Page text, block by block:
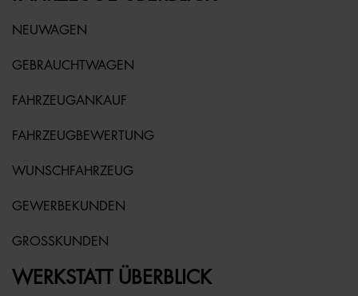
NEUWAGEN
GEBRAUCHTWAGEN
FAHRZEUGANKAUF
FAHRZEUGBEWERTUNG
WUNSCHFAHRZEUG
GEWERBEKUNDEN
GROSSKUNDEN
WERKSTATT ÜBERBLICK